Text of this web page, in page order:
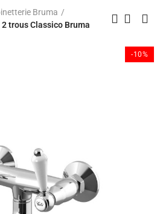
Bruma
trous Classico Bruma
-10%